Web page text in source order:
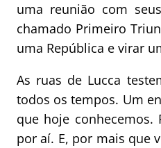
uma reunião com
chamado Primeiro
uma República e virar
As ruas de Lucca
todos os tempos. Um
que hoje conhecemos.
por aí. E, por mais que